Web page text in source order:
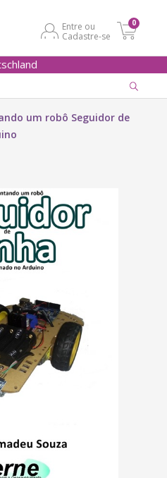
Entre ou
Cadastre-se
0
um robô Seguidor de